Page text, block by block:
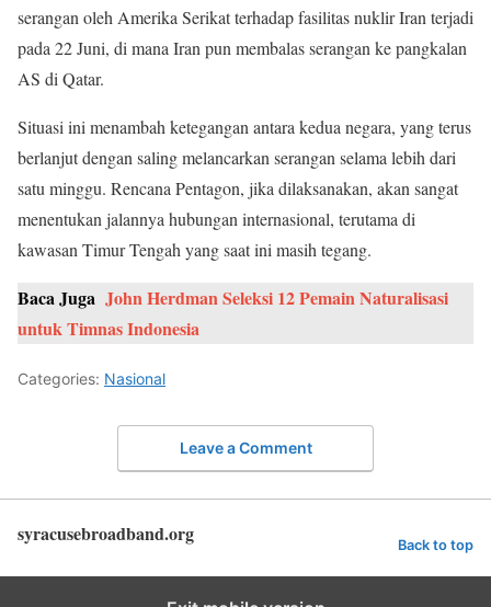
serangan oleh Amerika Serikat terhadap fasilitas nuklir Iran terjadi
pada 22 Juni, di mana Iran pun membalas serangan ke pangkalan
AS di Qatar.
Situasi ini menambah ketegangan antara kedua negara, yang terus
berlanjut dengan saling melancarkan serangan selama lebih dari
satu minggu. Rencana Pentagon, jika dilaksanakan, akan sangat
menentukan jalannya hubungan internasional, terutama di
kawasan Timur Tengah yang saat ini masih tegang.
Baca Juga John Herdman Seleksi 12 Pemain Naturalisasi
untuk Timnas Indonesia
Categories: Nasional
Leave a Comment
syracusebroadband.org Back to top